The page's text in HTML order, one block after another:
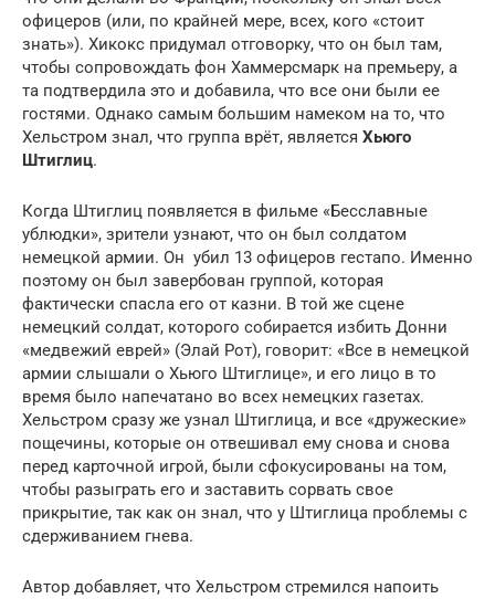
офицеров (или, по крайней мере, всех, кого «стоит
знать»). Хикокс придумал отговорку, что он был там,
чтобы сопровождать фон Хаммерсмарк на премьеру, а
та подтвердила это и добавила, что все они были ее
гостями. Однако самым большим намеком на то, что
Хельстром знал, что группа врёт, является Хьюго
Штиглиц.
Когда Штиглиц появляется в фильме «Бесславные
ублюдки», зрители узнают, что он был солдатом
немецкой армии. Он убил 13 офицеров гестапо. Именно
поэтому он был завербован группой, которая
фактически спасла его от казни. В той же сцене
немецкий солдат, которого собирается избить Донни
«медвежий еврей» (Элай Рот), говорит: «Все в немецкой
армии слышали о Хьюго Штиглице», и его лицо в то
время было напечатано во всех немецких газетах.
Хельстром сразу же узнал Штиглица, и все «дружеские»
пощечины, которые он отвешивал ему снова и снова
перед карточной игрой, были сфокусированы на том,
чтобы разыграть его и заставить сорвать свое
прикрытие, так как он знал, что у Штиглица проблемы с
сдерживанием гнева.
Автор добавляет, что Хельстром стремился напоить